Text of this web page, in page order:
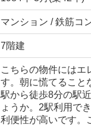
マンション / 鉄筋コ
7階建
こちらの物件にはエ
す。朝に慌てること
駅から徒歩8分の駅
ょうか。2駅利用で
利便性が高いです。